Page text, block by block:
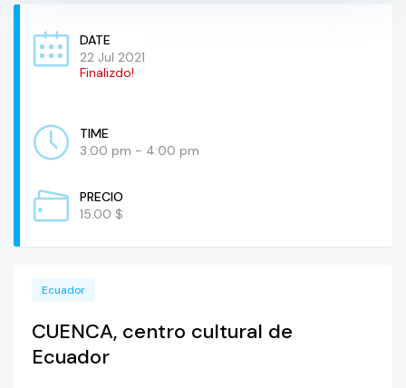
DATE
22 Jul 2021
Finalizdo!
TIME
3:00 pm - 4:00 pm
PRECIO
15.00 $
Ecuador
CUENCA, centro cultural de
Ecuador